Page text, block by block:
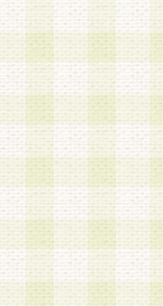
のとします。
に同意の後、当社指
する必要事項を入
、会員登録を承認し
るためのログイン
告する登録情報の全
てはならないものと
Ｄおよびパスワード